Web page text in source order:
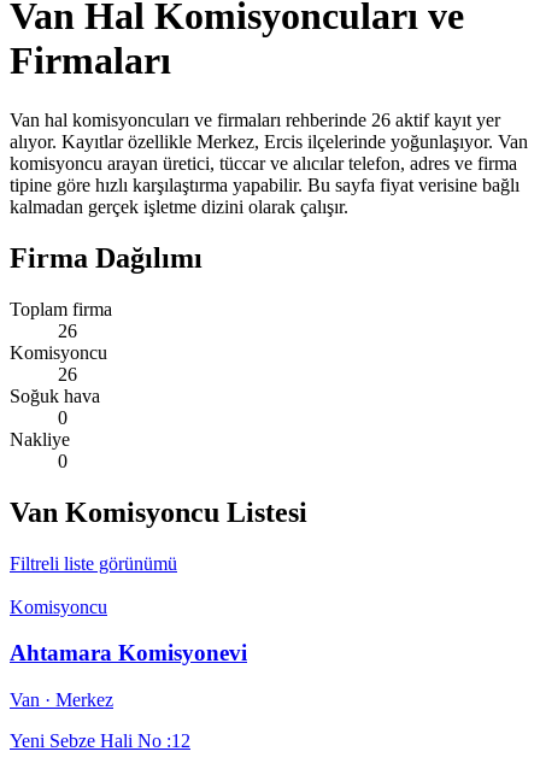
Van Hal Komisyoncuları ve
Firmaları
Van hal komisyoncuları ve firmaları rehberinde 26 aktif kayıt yer
alıyor. Kayıtlar özellikle Merkez, Ercis ilçelerinde yoğunlaşıyor. Van
komisyoncu arayan üretici, tüccar ve alıcılar telefon, adres ve firma
tipine göre hızlı karşılaştırma yapabilir. Bu sayfa fiyat verisine bağlı
kalmadan gerçek işletme dizini olarak çalışır.
Firma Dağılımı
Toplam firma
26
Komisyoncu
26
Soğuk hava
0
Nakliye
0
Van Komisyoncu Listesi
Filtreli liste görünümü
Komisyoncu
Ahtamara Komisyonevi
Van · Merkez
Yeni Sebze Hali No :12